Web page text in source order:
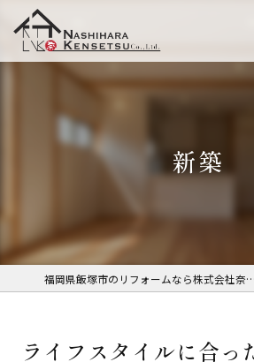
新築
福岡県飯塚市のリフォームなら株式会社奈子原建設
ライフスタイルに合っ